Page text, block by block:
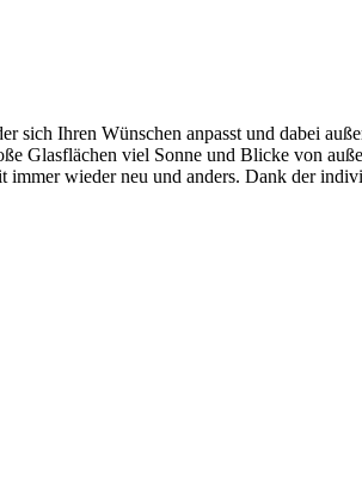
sich Ihren Wünschen anpasst und dabei
Glasflächen viel Sonne und Blicke von
wieder neu und anders. Dank der